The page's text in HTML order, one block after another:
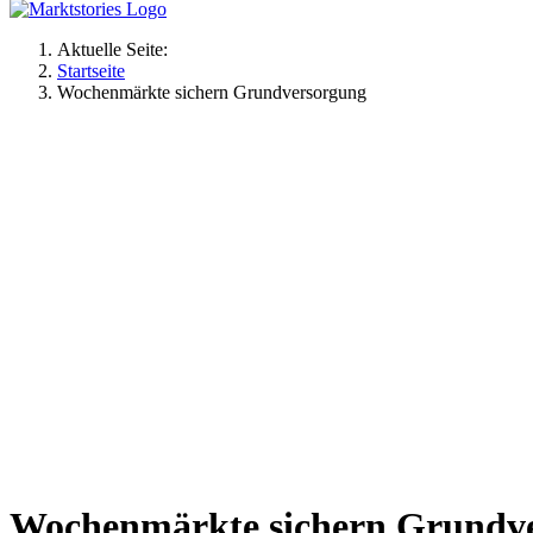
Aktuelle Seite:
Startseite
Wochenmärkte sichern Grundversorgung